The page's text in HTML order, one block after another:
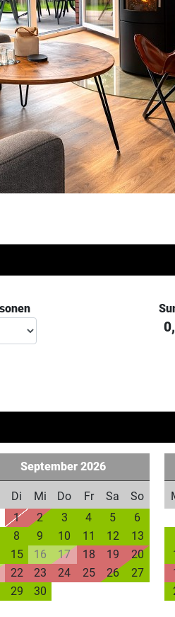
September 2026
Di Mi Do Fr Sa
So
1
2 3 4 5
6
8 9 10 11 12
13
15 16 17 18 19
20
22 23 24 25 26
27
29 30